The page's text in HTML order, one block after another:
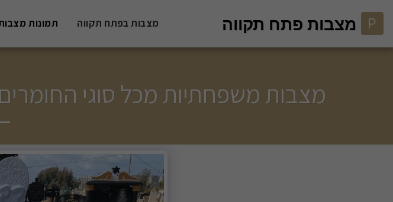
מצבות פתח תקווה מצבות בפתח תקווה תמונות
מצבות משפחתיות מכל סוגי החומרים